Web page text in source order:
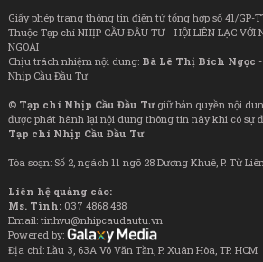
Giấy phép trang thông tin điện tử tổng hợp số 41/GP-
Thuộc Tạp chí NHỊP CẦU ĐẦU TƯ - HỘI LIÊN LẠC VỚI
NGOÀI
Chịu trách nhiệm nội dung: Bà Lê Thị Bích Ngọc
Nhịp Cầu Đầu Tư
© Tạp chí Nhịp Cầu Đầu Tưgiữ bản quyền nội
được phát hành lại nội dung thông tin này khi có sự
Tạp chí Nhịp Cầu Đầu Tư
Tòa soạn: Số 2, ngách 11 ngõ 28 Dương Khuê, P. Từ
Liên hệ quảng cáo:
Ms. Tình: 037 4868 488
Email: tinhvu@nhipcaudautu.vn
Powered by:
Địa chỉ: Lầu 3, 63A Võ Văn Tần, P. Xuân Hòa, TP. HCM